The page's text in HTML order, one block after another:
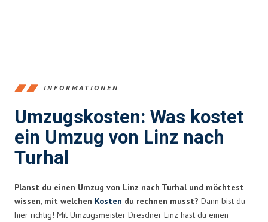
INFORMATIONEN
Umzugskosten: Was kostet
ein Umzug von Linz nach
Turhal
Planst du einen Umzug von Linz nach Turhal und möchtest
wissen, mit welchen Kosten du rechnen musst? Dann bist du
hier richtig! Mit Umzugsmeister Dresdner Linz hast du einen